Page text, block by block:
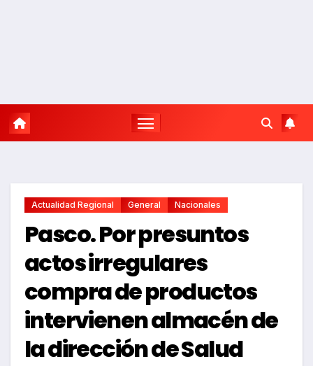
Actualidad Regional General Nacionales
Pasco. Por presuntos
actos irregulares
compra de productos
intervienen almacén de
la dirección de Salud